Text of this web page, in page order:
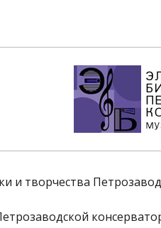
и творчества